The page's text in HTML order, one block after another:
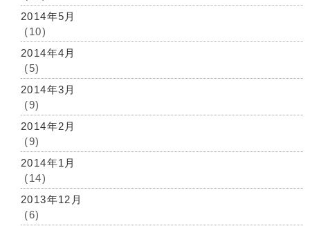
2014年5月
(10)
2014年4月
(5)
2014年3月
(9)
2014年2月
(9)
2014年1月
(14)
2013年12月
(6)